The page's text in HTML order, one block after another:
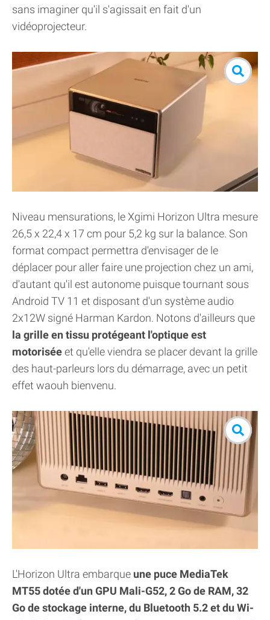
sans imaginer qu'il s'agissait en fait d'un
vidéoprojecteur.
Niveau mensurations, le Xgimi Horizon Ultra mesure
26,5 x 22,4 x 17 cm pour 5,2 kg sur la balance. Son
format compact permettra d'envisager de le
déplacer pour aller faire une projection chez un ami,
d'autant qu'il est autonome puisque tournant sous
Android TV 11 et disposant d'un système audio
2x12W signé Harman Kardon. Notons d'ailleurs que
la grille en tissu protégeant l'optique est
motoriséeet qu'elle viendra se placer devant la grille
des haut-parleurs lors du démarrage, avec un petit
effet waouh bienvenu.
L'Horizon Ultra embarque une puce MediaTek
MT55 dotée d'un GPU Mali-G52, 2 Go de RAM, 32
Go de stockage interne, du Bluetooth 5.2 et du Wi-